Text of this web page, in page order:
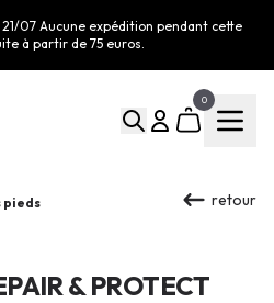
07 Aucune expédition pendant cette
à partir de 75 euros.
0
pieds retour
& PROTECT